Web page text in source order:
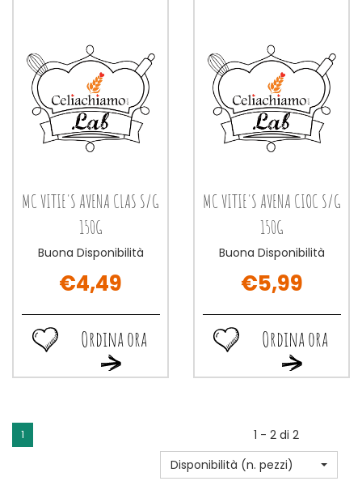
MC VITIE'S AVENA CLAS S/G
150G
Buona Disponibilità
€4,49
Ordina ora
Ordina
ora MC
Ordina
VITIE'S
MC VITIE'S AVENA CIOC S/G
150G
Buona Disponibilità
€5,99
Ordina ora
Ordina
ora MC
CIOC
S/G
150G al
carrello
Ordina
VITIE'S
150G alla
wishlist
1
1 - 2 di 2
Disponibilità (n. pezzi)